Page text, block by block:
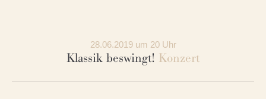
28.06.2019 um 20 Uhr
Klassik beswingt! Konzert